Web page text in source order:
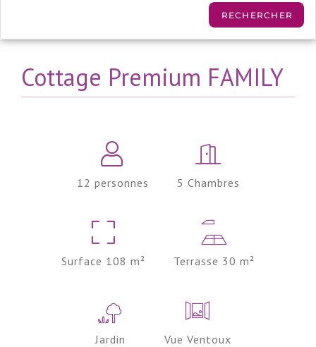
Cottage Premium FAMILY
12 personnes 5 Chambres
Surface 108 m² Terrasse 30 m²
Jardin Vue Ventoux